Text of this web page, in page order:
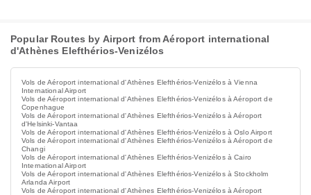
Popular Routes by Airport from Aéroport international
d'Athènes Elefthérios-Venizélos
Vols de Aéroport international d'Athènes Elefthérios-Venizélos à Vienna
International Airport
Vols de Aéroport international d'Athènes Elefthérios-Venizélos à Aéroport de
Copenhague
Vols de Aéroport international d'Athènes Elefthérios-Venizélos à Aéroport
d'Helsinki-Vantaa
Vols de Aéroport international d'Athènes Elefthérios-Venizélos à Oslo Airport
Vols de Aéroport international d'Athènes Elefthérios-Venizélos à Aéroport de
Changi
Vols de Aéroport international d'Athènes Elefthérios-Venizélos à Cairo
International Airport
Vols de Aéroport international d'Athènes Elefthérios-Venizélos à Stockholm
Arlanda Airport
Vols de Aéroport international d'Athènes Elefthérios-Venizélos à Aéroport